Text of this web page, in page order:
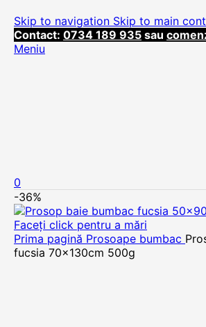
Skip to navigation Skip to main
Contact: 0734 189 935 sau
Meniu
0
-36%
Faceți click pentru a mări
Prima pagină Prosoape bumbac
fucsia 70x130cm 500g